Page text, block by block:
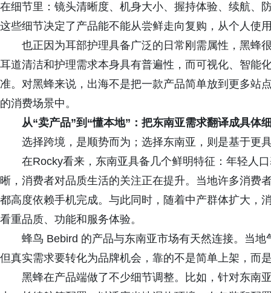
在细节里：镜头清晰度、机身大小、握持体验、续航、
这些细节决定了产品能不能从尝鲜走向复购，从个人使
也正因为耳部护理具备广泛的日常刚需属性，黑蜂
耳道清洁和护理需求本身具有普遍性，而可视化、智能
准。对黑蜂来说，出海不是把一款产品简单放到更多站
的消费场景中。
从“卖产品”到“懂本地”：把东南亚需求翻译成具体
选择跨境，是顺势而为；选择东南亚，则是基于更
在Rocky看来，东南亚具备几个鲜明特征：年轻人口
晰，消费者对品质生活的关注正在提升。当地许多消费
都高度依赖手机完成。与此同时，随着中产群体扩大，
看重品质、功能和服务体验。
蜂鸟 Bebird 的产品与东南亚市场有天然连接。当地
但真实需求要转化为品牌机会，靠的不是简单上架，而
黑蜂在产品端做了不少细节调整。比如，针对东南